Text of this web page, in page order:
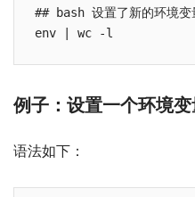
## bash 设置了新的环境
例子：设置一个环境
语法如下：